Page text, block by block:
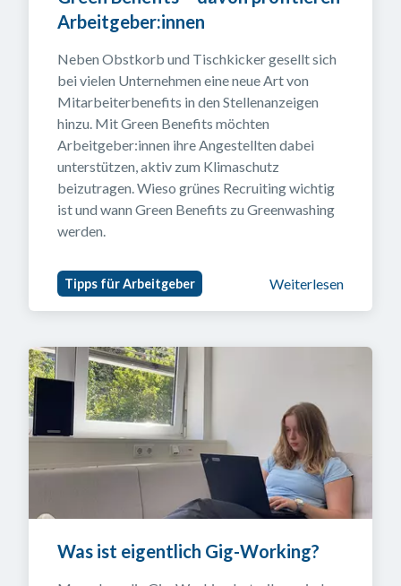
Arbeitgeber:innen
Neben Obstkorb und Tischkicker gesellt sich
bei vielen Unternehmen eine neue Art von
Mitarbeiterbenefits in den Stellenanzeigen
hinzu. Mit Green Benefits möchten
Arbeitgeber:innen ihre Angestellten dabei
unterstützen, aktiv zum Klimaschutz
beizutragen. Wieso grünes Recruiting wichtig
ist und wann Green Benefits zu Greenwashing
werden.
Tipps für Arbeitgeber Weiterlesen
Was ist eigentlich Gig-Working?